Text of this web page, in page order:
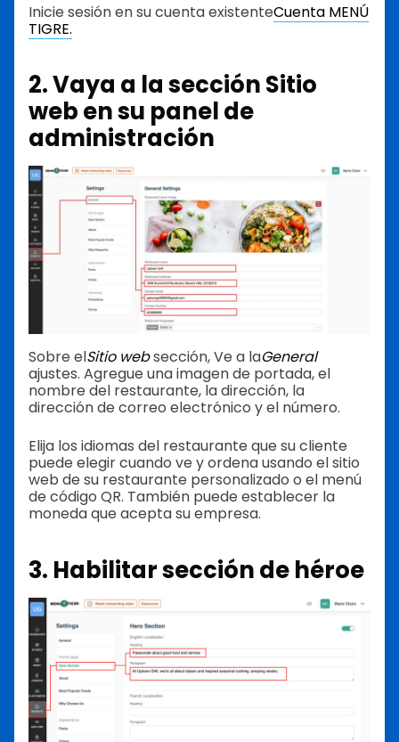
Inicie sesión en su cuenta existenteCuenta MENÚ
TIGRE.
2. Vaya a la sección Sitio
web en su panel de
administración
Sobre elSitio websección, Ve a laGeneral
ajustes. Agregue una imagen de portada, el
nombre del restaurante, la dirección, la
dirección de correo electrónico y el número.
Elija los idiomas del restaurante que su cliente
puede elegir cuando ve y ordena usando el sitio
web de su restaurante personalizado o el menú
de código QR. También puede establecer la
moneda que acepta su empresa.
3. Habilitar sección de héroe